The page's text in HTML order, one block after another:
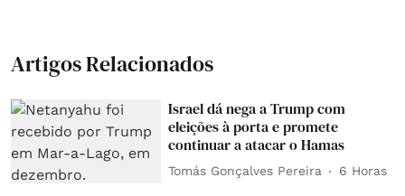
Artigos Relacionados
Israel dá nega a Trump com
eleições à porta e promete
continuar a atacar o Hamas
Tomás Gonçalves Pereira 6 Horas